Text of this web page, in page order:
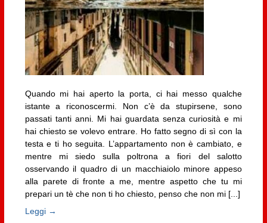
Quando mi hai aperto la porta, ci hai messo qualche
istante a riconoscermi. Non c’è da stupirsene, sono
passati tanti anni. Mi hai guardata senza curiosità e mi
hai chiesto se volevo entrare. Ho fatto segno di sì con la
testa e ti ho seguita. L’appartamento non è cambiato, e
mentre mi siedo sulla poltrona a fiori del salotto
osservando il quadro di un macchiaiolo minore appeso
alla parete di fronte a me, mentre aspetto che tu mi
prepari un tè che non ti ho chiesto, penso che non mi [...]
Leggi →